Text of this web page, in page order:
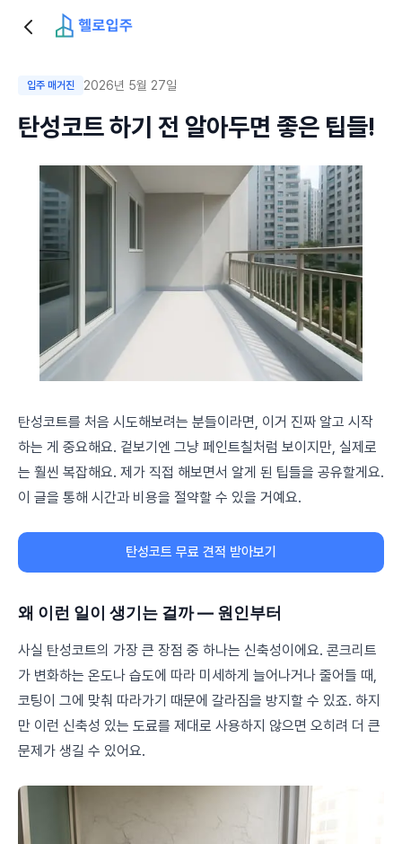
입주 매거진 2026년 5월 27일
탄성코트 하기 전 알아두면 좋은 팁들!
탄성코트를 처음 시도해보려는 분들이라면, 이거 진짜 알고 시작
하는 게 중요해요. 겉보기엔 그냥 페인트칠처럼 보이지만, 실제로
는 훨씬 복잡해요. 제가 직접 해보면서 알게 된 팁들을 공유할게요.
이 글을 통해 시간과 비용을 절약할 수 있을 거예요.
탄성코트 무료 견적 받아보기
왜 이런 일이 생기는 걸까 — 원인부터
사실 탄성코트의 가장 큰 장점 중 하나는 신축성이에요. 콘크리트
가 변화하는 온도나 습도에 따라 미세하게 늘어나거나 줄어들 때,
코팅이 그에 맞춰 따라가기 때문에 갈라짐을 방지할 수 있죠. 하지
만 이런 신축성 있는 도료를 제대로 사용하지 않으면 오히려 더 큰
문제가 생길 수 있어요.